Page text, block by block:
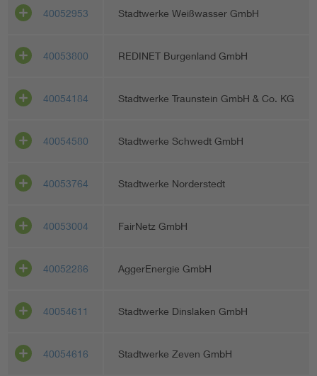
40052953 Stadtwerke Weißwasser GmbH
40053800 REDINET Burgenland GmbH
40054184 Stadtwerke Traunstein GmbH & Co. KG
40054580 Stadtwerke Schwedt GmbH
40053764 Stadtwerke Norderstedt
40053004 FairNetz GmbH
40052286 AggerEnergie GmbH
40054611 Stadtwerke Dinslaken GmbH
40054616 Stadtwerke Zeven GmbH